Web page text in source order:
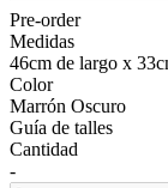
Pre-order
Medidas
46cm de largo x
Color
Marrón Oscuro
Guía de talles
Cantidad
-